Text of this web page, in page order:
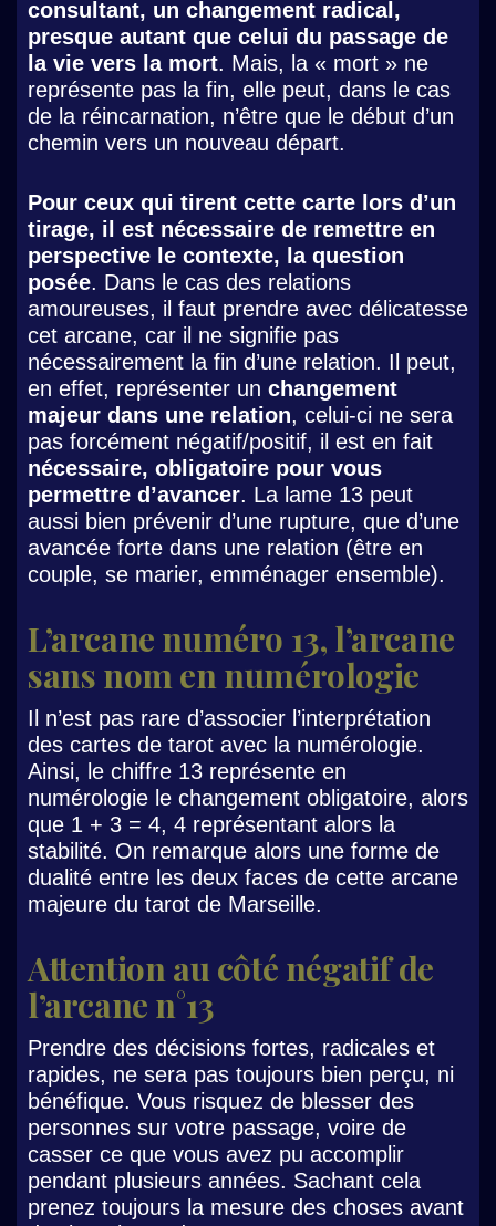
consultant, un changement radical,
presque autant que celui du passage de
la vie vers la mort. Mais, la « mort » ne
représente pas la fin, elle peut, dans le cas
de la réincarnation, n’être que le début d’un
chemin vers un nouveau départ.
Pour ceux qui tirent cette carte lors d’un
tirage, il est nécessaire de remettre en
perspective le contexte, la question
posée. Dans le cas des relations
amoureuses, il faut prendre avec délicatesse
cet arcane, car il ne signifie pas
nécessairement la fin d’une relation. Il peut,
en effet, représenter un changement
majeur dans une relation, celui-ci ne sera
pas forcément négatif/positif, il est en fait
nécessaire, obligatoire pour vous
permettre d’avancer. La lame 13 peut
aussi bien prévenir d’une rupture, que d’une
avancée forte dans une relation (être en
couple, se marier, emménager ensemble).
L’arcane numéro 13, l’arcane
sans nom en numérologie
Il n’est pas rare d’associer l’interprétation
des cartes de tarot avec la numérologie.
Ainsi, le chiffre 13 représente en
numérologie le changement obligatoire, alors
que 1 + 3 = 4, 4 représentant alors la
stabilité. On remarque alors une forme de
dualité entre les deux faces de cette arcane
majeure du tarot de Marseille.
Attention au côté négatif de
l’arcane n°13
Prendre des décisions fortes, radicales et
rapides, ne sera pas toujours bien perçu, ni
bénéfique. Vous risquez de blesser des
personnes sur votre passage, voire de
casser ce que vous avez pu accomplir
pendant plusieurs années. Sachant cela
prenez toujours la mesure des choses avant